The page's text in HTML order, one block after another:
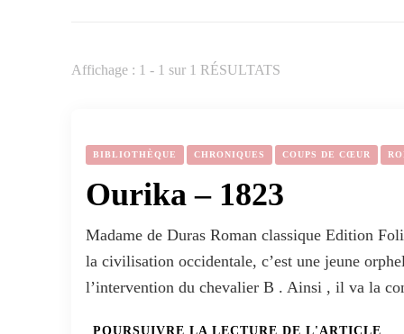
Affichage : 1 - 1 sur 1 RÉSULTATS
BIBLIOTHÈQUE CHRONIQUES COUPS DE CŒUR
Ourika – 1823
Madame de Duras Roman classique Edition
la civilisation occidentale, c’est une jeune
l’intervention du chevalier B . Ainsi , il va la
POURSUIVRE LA LECTURE DE L'ARTICLE